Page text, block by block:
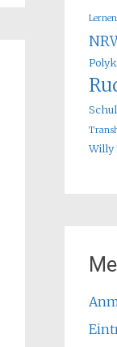
Lernen
Willy